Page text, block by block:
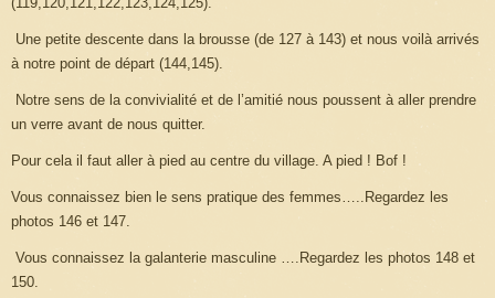
Une petite descente dans la brousse (de 127 à 143) et nous voilà arrivés
à notre point de départ (144,145).
Notre sens de la convivialité et de l’amitié nous poussent à aller prendre
un verre avant de nous quitter.
Pour cela il faut aller à pied au centre du village. A pied ! Bof !
Vous connaissez bien le sens pratique des femmes…..Regardez les
photos 146 et 147.
Vous connaissez la galanterie masculine ….Regardez les photos 148 et
150.